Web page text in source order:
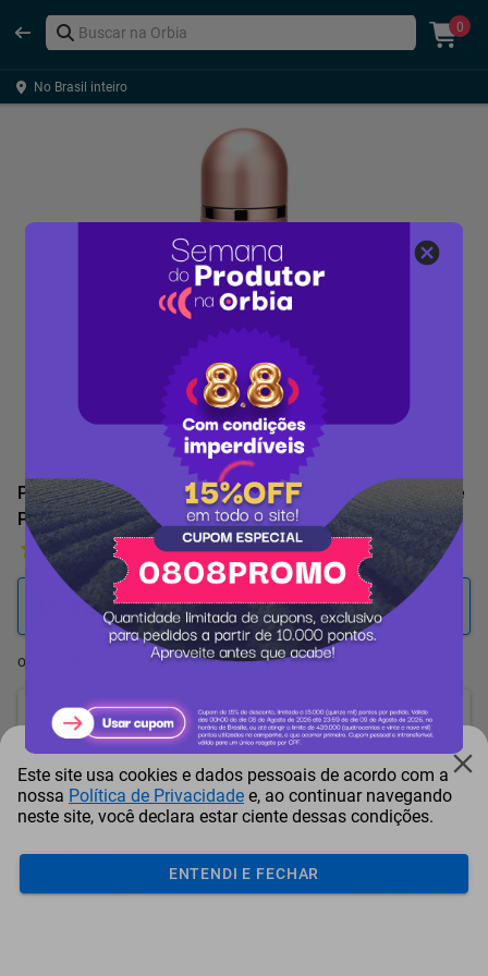
0
No Brasil inteiro
Perfume Feminino 212 VIP Rosé Carolina Herrera Eau de
Parfum 125mL
4 Avaliações
32.987 pontos
ou resgate por pontos + dinheiro
29.689 pontos + R$ 151,71
28.039 pontos + R$ 227,61
26.390 pontos + R$ 303,46
Frete e Prazo
Calcular frete
Este site usa cookies e dados pessoais de acordo com a
nossa Política de Privacidade e, ao continuar navegando
neste site, você declara estar ciente dessas condições.
ENTENDI E FECHAR